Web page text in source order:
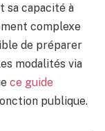
sa capacité à
complexe
de préparer
modalités via
ce guide
publique.